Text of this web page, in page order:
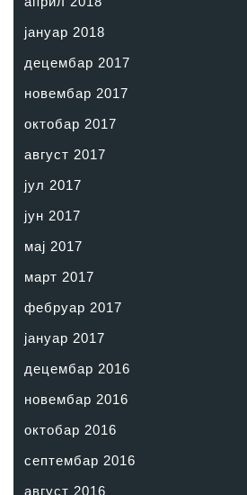
јануар 2018
децембар 2017
новембар 2017
октобар 2017
август 2017
јул 2017
јун 2017
мај 2017
март 2017
фебруар 2017
јануар 2017
децембар 2016
новембар 2016
октобар 2016
септембар 2016
август 2016